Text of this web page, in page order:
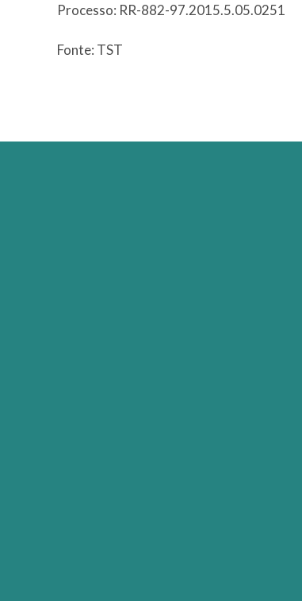
Processo: RR-882-97.2015.5.05.0251
Fonte: TST